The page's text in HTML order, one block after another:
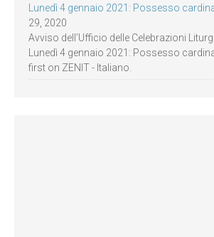
Lunedì 4 gennaio 2021: Possesso
29, 2020
Avviso dell’Ufficio delle Celebrazioni
Lunedì 4 gennaio 2021: Possesso
first on ZENIT - Italiano.